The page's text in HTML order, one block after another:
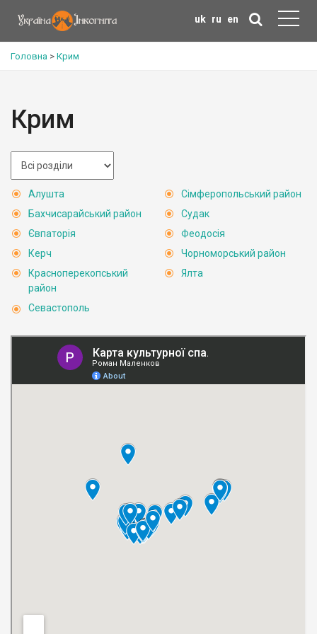
uk ru en
Головна > Крим
Крим
Алушта
Бахчисарайський район
Євпаторія
Керч
Красноперекопський
район
Севастополь
Сімферопольський район
Судак
Феодосія
Чорноморський район
Ялта